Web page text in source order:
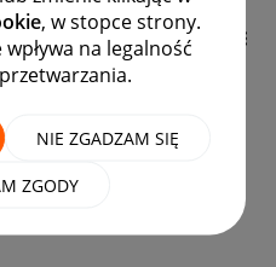
, w stopce strony.
na legalność
NIE ZGADZAM SIĘ
ZGODY